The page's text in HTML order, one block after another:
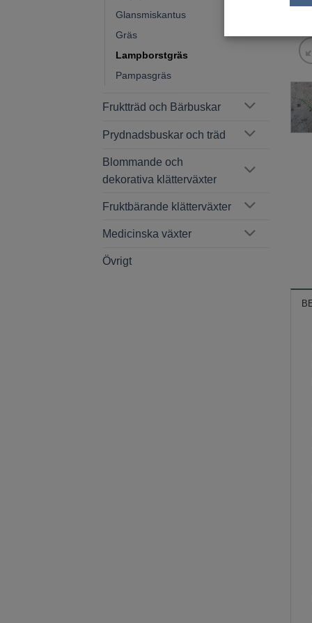
Glansmiskantus
Gräs
Lampborstgräs
Pampasgräs
Fruktträd och Bärbuskar
Prydnadsbuskar och träd
Blommande och
dekorativa klätterväxter
Fruktbärande klätterväxter
Medicinska växter
Övrigt